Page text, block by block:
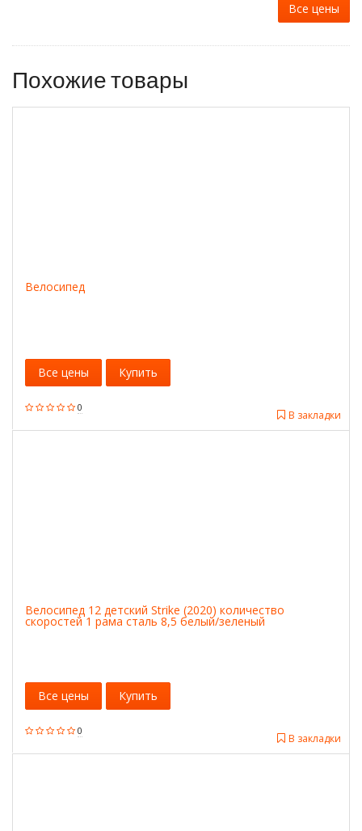
Все цены
Похожие товары
Велосипед
0
В закладки
Все цены Купить
Велосипед 12 детский Strike (2020) количество
скоростей 1 рама сталь 8,5 белый/зеленый
0
В закладки
Все цены Купить